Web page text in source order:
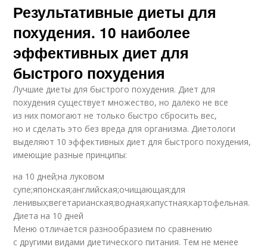
Результативные диеты для
похудения. 10 наиболее
эффективных диет для
быстрого похудения
Лучшие диеты для быстрого похудения. Диет для
похудения существует множество, но далеко не все
из них помогают не только быстро сбросить вес,
но и сделать это без вреда для организма. Диетологи
выделяют 10 эффективных диет для быстрого похудения,
имеющие разные принципы:
на 10 дней;на луковом
супе;японская;английская;очищающая;для
ленивых;вегетарианская;водная;капустная;картофельная.
Диета на 10 дней
Меню отличается разнообразием по сравнению
с другими видами диетического питания. Тем не менее